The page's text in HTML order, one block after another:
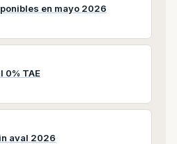
en mayo 2026
0% TAE
aval 2026